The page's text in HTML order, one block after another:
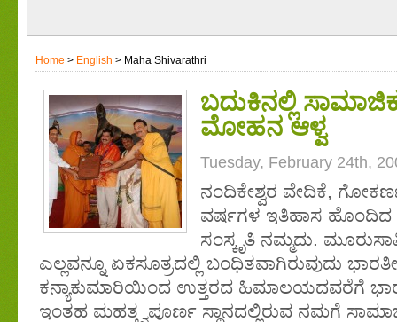
Home > English > Maha Shivarathri
ಬದುಕಿನಲ್ಲಿ
ಮೋಹನ ಆಳ್ವ
Tuesday, February 24th,
ನಂದಿಕೇಶ್ವರ ವೇದಿಕೆ,
ವರ್ಷಗಳ ಇತಿಹಾಸ ಹೊಂದಿದ
ಸಂಸ್ಕೃತಿ ನಮ್ಮದು.
ಎಲ್ಲವನ್ನೂ ಏಕಸೂತ್ರದಲ್ಲಿ ಬಂಧಿತವಾಗಿರುವುದು
ಕನ್ಯಾಕುಮಾರಿಯಿಂದ ಉತ್ತರದ ಹಿಮಾಲಯದವರೆಗೆ
ಇಂತಹ ಮಹತ್ತ್ವಪೂರ್ಣ ಸ್ಥಾನದಲ್ಲಿರುವ ನಮಗೆ